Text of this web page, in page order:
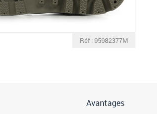
Réf : 95982377M
Avantages